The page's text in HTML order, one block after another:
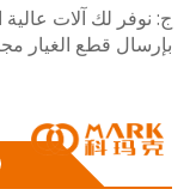
لك آلات عالية
قطع الغيار مجانًا